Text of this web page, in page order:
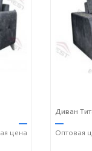
—
цена
72-93
Диван
—
Оптовая
+7